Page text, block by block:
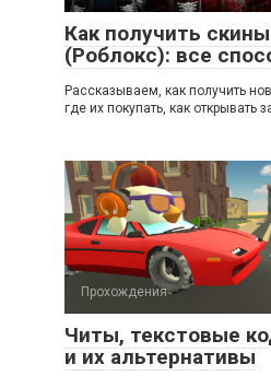
Как получить
(Роблокс): все
Рассказываем, как получить
где их покупать, как открывать
Прохождения
Читы, текстовые
и их альтернативы